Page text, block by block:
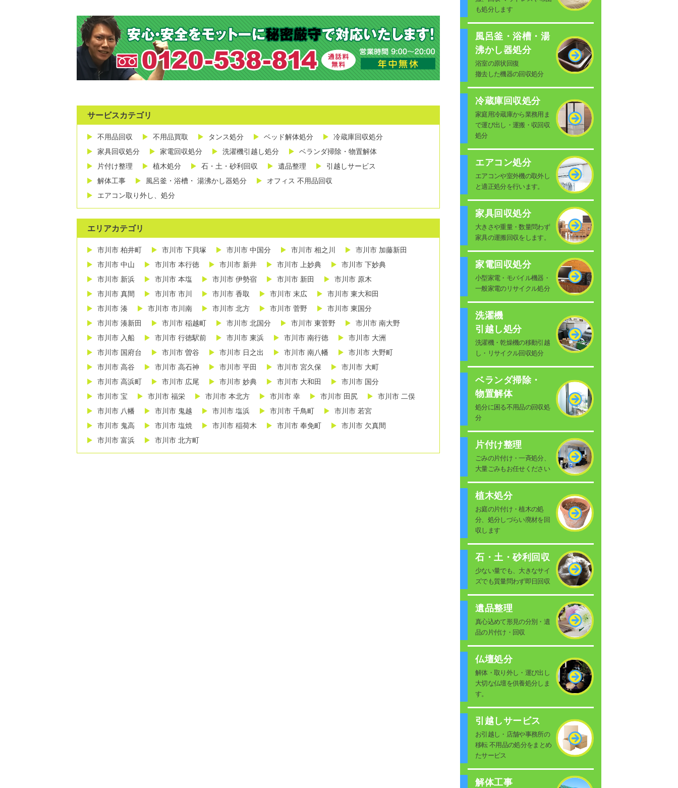
サービスカテゴリ
不用品回収 不用品買取 タンス処分 ベッド解体処分
冷蔵庫回収処分
家具回収処分
家電回収処分 洗濯機引越し処分
ベランダ掃除・物置解体
片付け整理
植木処分 石・土・砂利回収 遺品整理
引越しサービス
解体工事
風呂釜・浴槽・ 湯沸かし器処分
オフィス 不用品回収
エアコン取り外し、処分
エリアカテゴリ
市川市 柏井町 市川市 下貝塚 市川市 中国分 市川市 相之川
市川市 加藤新田
市川市 中山
市川市 本行徳 市川市 新井 市川市 上妙典
市川市 下妙典
市川市 新浜
市川市 本塩 市川市 伊勢宿 市川市 新田
市川市 原木
市川市 真間
市川市 市川 市川市 香取 市川市 末広
市川市 東大和田
市川市 湊
市川市 市川南 市川市 北方 市川市 菅野
市川市 東国分
市川市 湊新田
市川市 稲越町 市川市 北国分 市川市 東菅野
市川市 南大野
市川市 入船
市川市 行徳駅前 市川市 東浜 市川市 南行徳
市川市 大洲
市川市 国府台
市川市 曽谷 市川市 日之出 市川市 南八幡
市川市 大野町
市川市 高谷
市川市 高石神 市川市 平田 市川市 宮久保
市川市 大町
市川市 高浜町
市川市 広尾 市川市 妙典 市川市 大和田
市川市 国分
市川市 宝
市川市 福栄 市川市 本北方 市川市 幸 市川市 田尻
市川市 二俣
市川市 八幡
市川市 鬼越 市川市 塩浜 市川市 千鳥町
市川市 若宮
市川市 鬼高
市川市 塩焼 市川市 稲荷木 市川市 奉免町
市川市 欠真間
市川市 富浜
市川市 北方町
も処分します
風呂釜・浴槽・湯
沸かし器処分
浴室の原状回復
撤去した機器の回収処分
冷蔵庫回収処分
家庭用冷蔵庫から業務用ま
で運び出し・運搬・収回収
処分
エアコン処分
エアコンや室外機の取外し
と適正処分を行います。
家具回収処分
大きさや重量・数量問わず
家具の運搬回収をします。
家電回収処分
小型家電・モバイル機器・
一般家電のリサイクル処分
洗濯機
引越し処分
洗濯機・乾燥機の移動引越
し・リサイクル回収処分
ベランダ掃除・
物置解体
処分に困る不用品の回収処
分
片付け整理
ごみの片付け・一斉処分、
大量ごみもお任せください
植木処分
お庭の片付け・植木の処
分、処分しづらい廃材を回
収します
石・土・砂利回収
少ない量でも、大きなサイ
ズでも質量問わず即日回収
遺品整理
真心込めて形見の分別・遺
品の片付け・回収
仏壇処分
解体・取り外し・運び出し
大切な仏壇を供養処分しま
す。
引越しサービス
お引越し・店舗や事務所の
移転 不用品の処分をまとめ
たサービス
解体工事